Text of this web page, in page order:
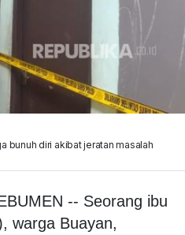
bunuh diri akibat jeratan masalah
-- Seorang ibu
warga Buayan,